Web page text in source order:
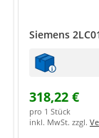
Siemens
318,22 €
pro 1 Stück
inkl. MwSt. zzgl.